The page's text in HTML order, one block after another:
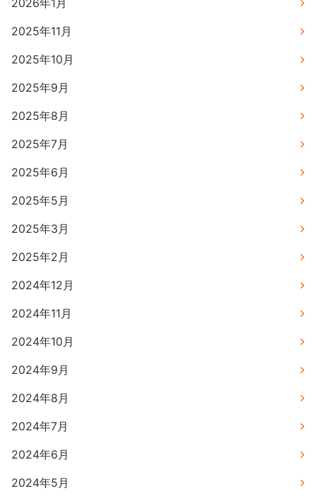
2026年1月
2025年11月
2025年10月
2025年9月
2025年8月
2025年7月
2025年6月
2025年5月
2025年3月
2025年2月
2024年12月
2024年11月
2024年10月
2024年9月
2024年8月
2024年7月
2024年6月
2024年5月